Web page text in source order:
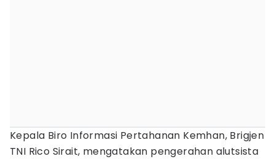
Kepala Biro Informasi Pertahanan Kemhan, Brigjen
TNI Rico Sirait, mengatakan pengerahan alutsista